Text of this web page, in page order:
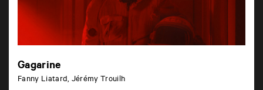
Gagarine
Fanny Liatard, Jérémy Trouilh